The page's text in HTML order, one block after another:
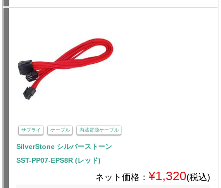
サプライ ケーブル 内蔵電源ケーブル
SilverStone シルバーストーン
SST-PP07-EPS8R (レッド)
ネット価格： ¥1,320(税込)